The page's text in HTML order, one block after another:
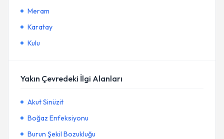
Meram
Karatay
Kulu
Yakın Çevredeki İlgi Alanları
Akut Sinüzit
Boğaz Enfeksiyonu
Burun Şekil Bozukluğu